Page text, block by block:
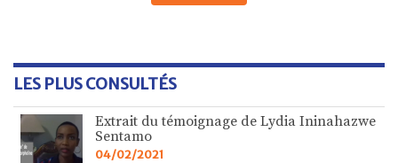
LES PLUS CONSULTÉS
Extrait du témoignage de Lydia Ininahazwe
Sentamo
04/02/2021